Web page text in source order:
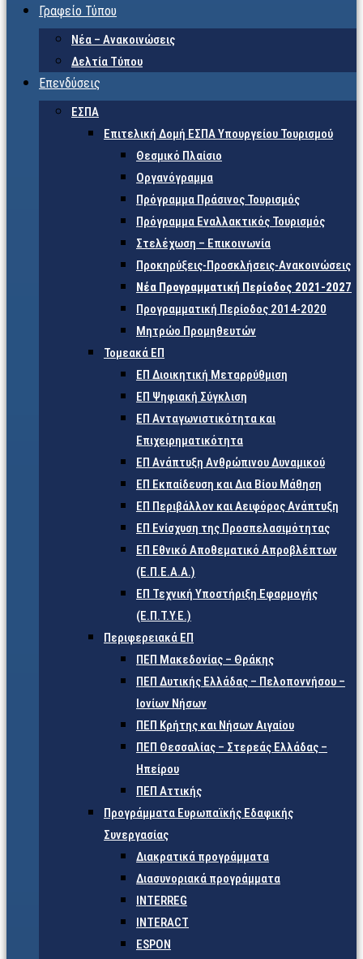
Γραφείο Τύπου
Νέα – Ανακοινώσεις
Δελτία Τύπου
Επενδύσεις
ΕΣΠΑ
Επιτελική Δομή ΕΣΠΑ Υπουργείου Τουρισμού
Θεσμικό Πλαίσιο
Οργανόγραμμα
Πρόγραμμα Πράσινος Τουρισμός
Πρόγραμμα Εναλλακτικός Τουρισμός
Στελέχωση – Επικοινωνία
Προκηρύξεις-Προσκλήσεις-Ανακοινώσεις
Νέα Προγραμματική Περίοδος 2021-2027
Προγραμματική Περίοδος 2014-2020
Μητρώο Προμηθευτών
Τομεακά ΕΠ
ΕΠ Διοικητική Μεταρρύθμιση
ΕΠ Ψηφιακή Σύγκλιση
ΕΠ Ανταγωνιστικότητα και
Επιχειρηματικότητα
ΕΠ Ανάπτυξη Ανθρώπινου Δυναμικού
ΕΠ Εκπαίδευση και Δια Βίου Μάθηση
ΕΠ Περιβάλλον και Αειφόρος Ανάπτυξη
ΕΠ Ενίσχυση της Προσπελασιμότητας
ΕΠ Εθνικό Αποθεματικό Απροβλέπτων
(Ε.Π.Ε.Α.Α.)
ΕΠ Τεχνική Υποστήριξη Εφαρμογής
(Ε.Π.Τ.Υ.Ε.)
Περιφερειακά ΕΠ
ΠΕΠ Μακεδονίας – Θράκης
ΠΕΠ Δυτικής Ελλάδας – Πελοποννήσου –
Ιονίων Νήσων
ΠΕΠ Κρήτης και Νήσων Αιγαίου
ΠΕΠ Θεσσαλίας – Στερεάς Ελλάδας –
Ηπείρου
ΠΕΠ Αττικής
Προγράμματα Ευρωπαϊκής Εδαφικής
Συνεργασίας
Διακρατικά προγράμματα
Διασυνοριακά προγράμματα
INTERREG
INTERACT
ESPON